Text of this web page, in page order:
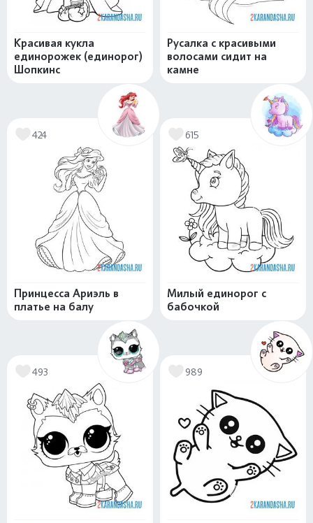
Красивая кукла
единорожек (единорог)
Шопкинс
Русалка с красивыми
волосами сидит на
камне
424
Принцесса Ариэль в
платье на балу
615
Милый единорог с
бабочкой
493 989